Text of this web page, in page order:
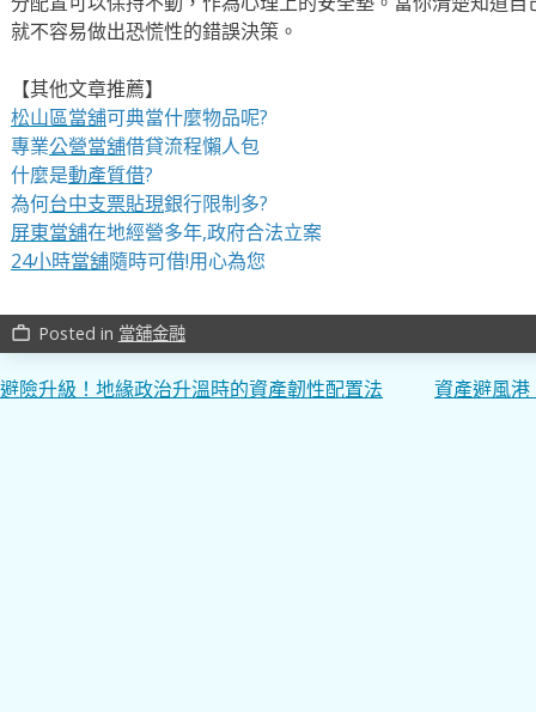
就不容易做出恐慌性的錯誤決策。
【其他文章推薦】
松山區當舖可典當什麼物品呢?
專業公營當舖借貸流程懶人包
什麼是動產質借?
為何台中支票貼現銀行限制多?
屏東當舖在地經營多年,政府合法立案
24小時當舖隨時可借!用心為您
work_outline Posted in 當舖金融
文
避險升級！地緣政治升溫時的資產韌性配置法 資產避風